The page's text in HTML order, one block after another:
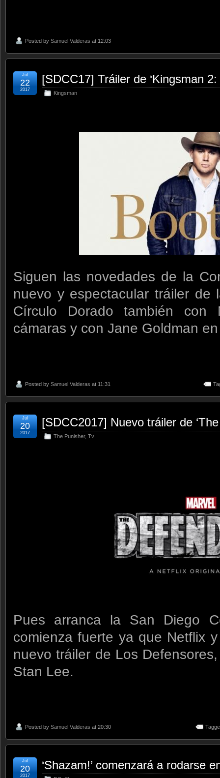
Posted by Samuel Valderas at 12:03
[SDCC17] Tráiler de ‘Kingsman
Kingsman
Jul
22
2017
Siguen las novedades de la
nuevo y espectacular tráiler de
Círculo Dorado también con
cámaras y con Jane Goldman
Posted by Samuel Valderas at 11:31
[SDCC2017] Nuevo tráiler de
The Punisher, Tv
Jul
20
2017
Pues arranca la San Diego
comienza fuerte ya que Netflix
nuevo tráiler de Los
Stan Lee.
Posted by Samuel Valderas at 20:30
‘Shazam!’ comenzará a rodarse
Jul
20
2017